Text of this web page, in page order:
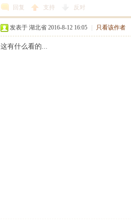
回复 支持 反对
发表于 湖北省 2016-8-12 16:05 只看该作者
这有什么看的...